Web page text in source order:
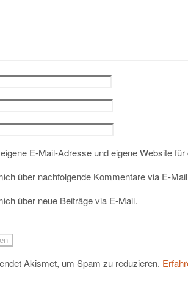
E-Mail-Adresse und eigene Website
über nachfolgende Kommentare via E-
über neue Beiträge via E-Mail.
Akismet, um Spam zu reduzieren.